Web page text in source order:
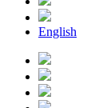
English